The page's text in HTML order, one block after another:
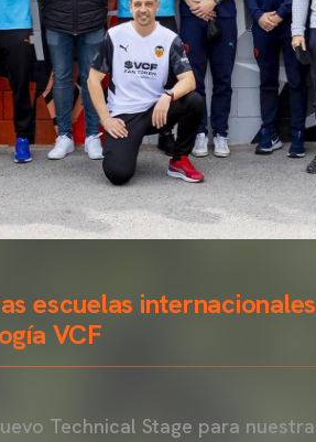
escuelas
VCF
Technical Stage para